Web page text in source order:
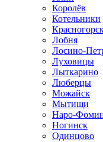
Королёв
Котельники
Лобня
Лосино-
Луховицы
Лыткарино
Люберцы
Можайск
Мытищи
Наро-
Ногинск
Одинцово